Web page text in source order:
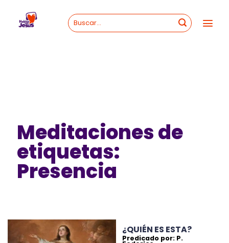
content
Meditaciones de
etiquetas:
Presencia
¿QUIÉN ES ESTA?
Predicado por: P.